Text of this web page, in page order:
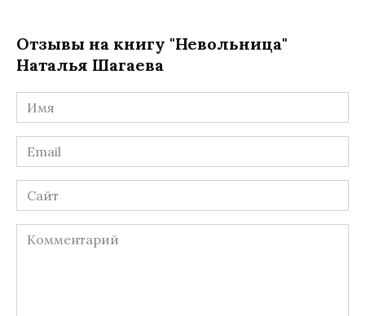
Отзывы на книгу "Невольница"
Наталья Шагаева
Имя
*
Email
*
Сайт
Комментарий